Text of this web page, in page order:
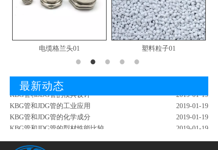
电缆格兰头01 塑料粒子01
最新动态
KBG管和JDG管的爆破试验
2019-01-19
KBG管和JDG管的模具设计
KBG管和JDG管的工业应用
KBG管和JDG管的化学成分
KBG管和JDG管的型材性能比较
KBG管和JDG管的倒波